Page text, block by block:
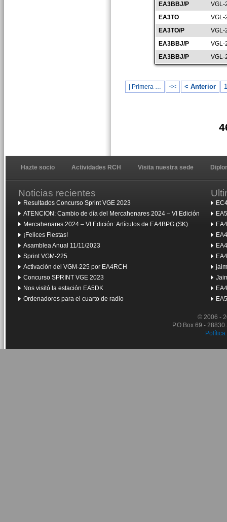
EA3BBJ/P
VGL-
EA3TO
VGL-
EA3TO/P
VGL-
EA3BBJ/P
VGL-
EA3BBJ/P
VGL-
| Primera … << < Anterior
Hazte socio Actividades RCH Visita nuestra sede
Noticias recientes
Resultados Concurso Sprint VGE 2023
ATENCION: Cambio de día del Mercahenares 2024 – VI Edición
Mercahenares 2024 – VI Edición: Artículos de EA4BPG (SK)
¡Felices Fiestas!
Asamblea Anual 11/11/2023
Sprint VGM-225
Activación del VGM-225 por EA4RCH
Concurso SPRINT VGE 2023
Nos visitó la estación EA5DK
Ordenadores para el cuarto de radio
© 2006 -
P.O.Box 69 -